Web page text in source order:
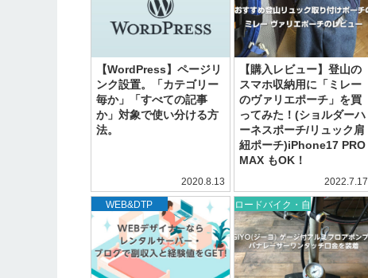
【WordPress】ページリ
ンク設置。「カテゴリー
毎か」「すべての記事
か」対象で使い分ける方
法。
2020.8.13
【購入レビュー】登山の
スマホ収納用に「ミレー
のヴァリエポーチ」を買
ってみた！(ショルダーハ
ーネスポーチ/リュック肩
紐ポーチ)iPhone17 PRO
MAX もOK！
2022.7.17
WordPress
,
WEB&DTP
ロードバイク・自
転車